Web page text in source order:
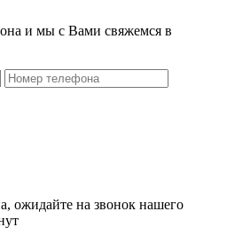
и мы с Вами свяжемся в
ожидайте на звонок нашего